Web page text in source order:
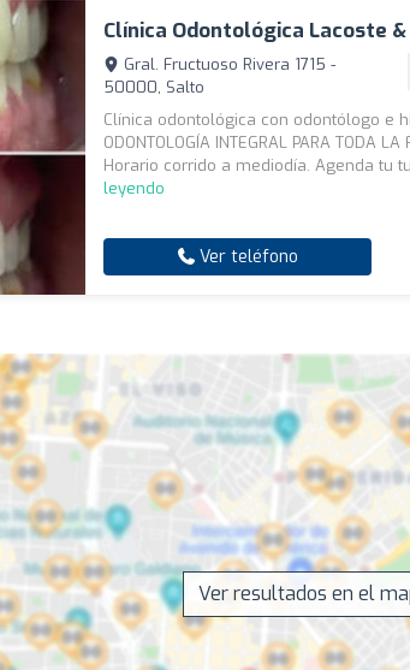
Clínica Odontológica Lacoste
Gral. Fructuoso Rivera 1715 -
50000, Salto
Clínica odontológica con odontólogo e
ODONTOLOGÍA INTEGRAL PARA TODA
Horario corrido a mediodía. Agenda tu
leyendo
Ver teléfono
Ver resultados en el